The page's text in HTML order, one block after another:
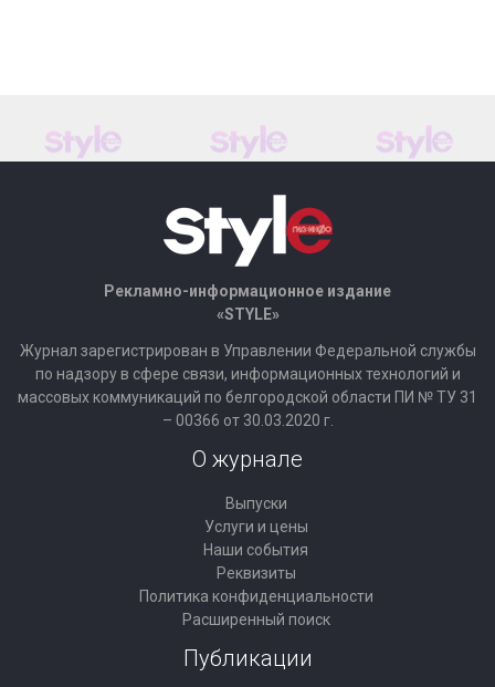
Рекламно-информационное издание
«STYLE»
Журнал зарегистрирован в Управлении Федеральной службы
по надзору в сфере связи, информационных технологий и
массовых коммуникаций по белгородской области ПИ № ТУ 31
– 00366 от 30.03.2020 г.
О журнале
Выпуски
Услуги и цены
Наши события
Реквизиты
Политика конфиденциальности
Расширенный поиск
Публикации